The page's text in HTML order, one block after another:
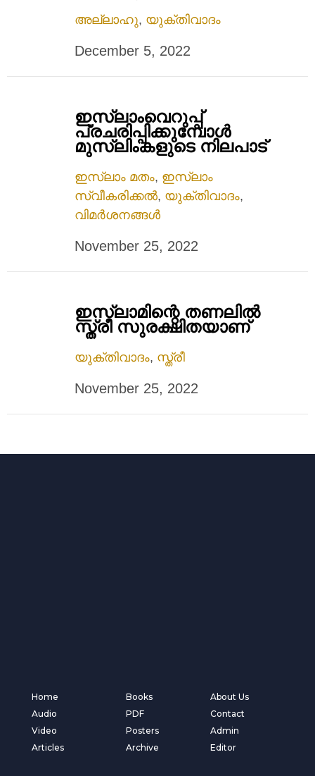
അല്ലാഹു, യുക്തിവാദം
December 5, 2022
ഇസ്ലാംവെറുപ്പ്
പ്രചരിപ്പിക്കുമ്പോൾ
മുസ്ലിംകളുടെ നിലപാട്
ഇസ്ലാം മതം, ഇസ്ലാം
സ്വീകരിക്കൽ, യുക്തിവാദം,
വിമർശനങ്ങൾ
November 25, 2022
ഇസ്‌ലാമിന്റെ തണലില്‍
സ്ത്രീ സുരക്ഷിതയാണ്
യുക്തിവാദം, സ്ത്രീ
November 25, 2022
Home
Audio
Video
Articles
Books
PDF
Posters
Archive
About Us
Contact
Admin
Editor